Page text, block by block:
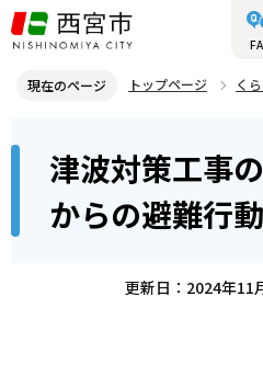
こ
の
ジ
頭
現在のページ トップページ く
津波対策工事の完了と津波からの避難
津波対策工事
からの避難行
更新日：2024年11